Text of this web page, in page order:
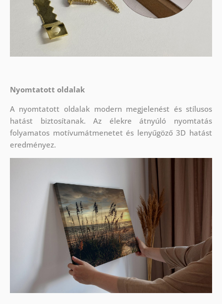
Nyomtatott oldalak
A nyomtatott oldalak modern megjelenést és stílusos
hatást biztosítanak. Az élekre átnyúló nyomtatás
folyamatos motívumátmenetet és lenyűgöző 3D hatást
eredményez.